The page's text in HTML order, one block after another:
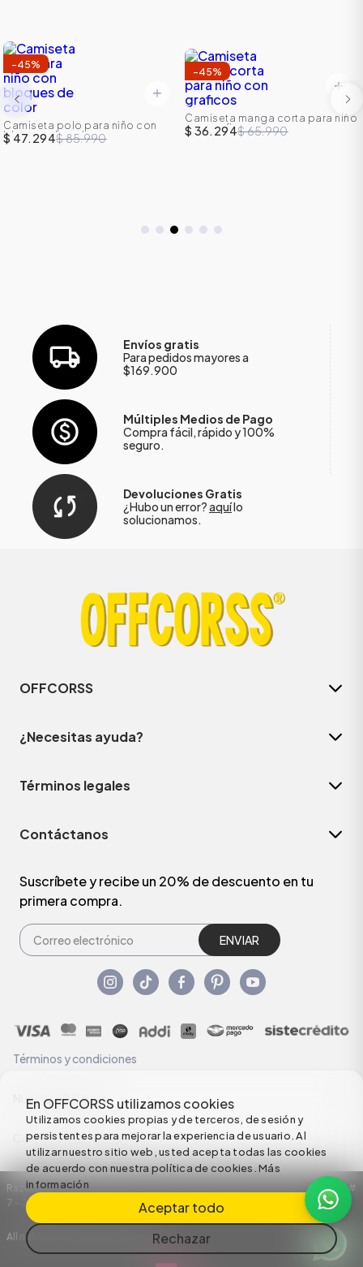
En OFFCORSS utilizamos cookies
Utilizamos cookies propias y de terceros, de sesión y
persistentes para mejorar la experiencia de usuario. Al
utilizar nuestro sitio web, usted acepta todas las cookies
de acuerdo con nuestra política de cookies.Más
información
Aceptar todo
Rechazar
-45%
Camiseta polo para niño con
bloques de color
$ 47.294$ 85.990
-45%
Camiseta manga corta para niño
con graficos
$ 36.294$ 65.990
Envíos gratis
Para pedidos mayores a
$169.900
Múltiples Medios de Pago
Compra fácil, rápido y 100%
seguro.
Devoluciones Gratis
¿Hubo un error?aquílo
solucionamos.
OFFCORSS
¿Necesitas ayuda?
Términos legales
Contáctanos
Suscríbete y recibe un 20% de descuento en tu
primera compra.
ENVIAR
Términos y condiciones
Nuestras Políticas
Configuración de Cookies
Razón Social: C.I HERMECO S.A. NIT: 890924167-6 Dirección: Carrera 50 #
7 – 35
All rights reserved empowered by